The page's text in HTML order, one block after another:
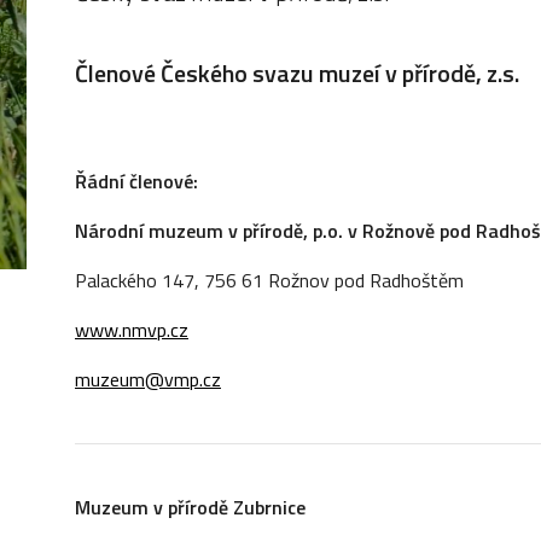
Členové Českého svazu muzeí v přírodě, z.s.
Řádní členové:
Národní muzeum v přírodě, p.o. v Rožnově pod
Palackého 147, 756 61 Rožnov pod Radhoštěm
www.nmvp.cz
muzeum@vmp.cz
Muzeum v přírodě Zubrnice